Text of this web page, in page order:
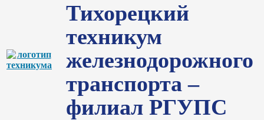
Тихорецкий
техникум
железнодорожного
транспорта –
филиал РГУПС